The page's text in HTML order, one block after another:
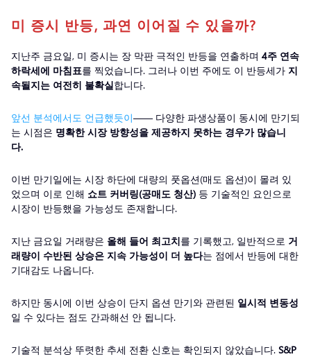
미 증시 반등, 과연 이어질 수 있을까?
지난주 금요일, 미 증시는 장 막판 극적인 반등을 연출하며 4주 연속
하락세에 마침표를 찍었습니다. 그러나 이번 주에도 이 반등세가 지
속될지는 여전히 불확실합니다.
앞선 분석에서도 언급했듯이—— 다양한 파생상품이 동시에 만기되
는 시점은 명확한 시장 방향성을 제공하지 못하는 경우가 많습니
다.
이번 만기일에는 시장 하단에 대량의 풋옵션(매도 옵션)이 몰려 있
었으며 이로 인해 쇼트 커버링(공매도 청산) 등 기술적인 요인으로
시장이 반등했을 가능성도 존재합니다.
지난 금요일 거래량은 올해 들어 최고치를 기록했고, 일반적으로 거
래량이 수반된 상승은 지속 가능성이 더 높다는 점에서 반등에 대한
기대감도 나옵니다.
하지만 동시에 이번 상승이 단지 옵션 만기와 관련된 일시적 변동성
일 수 있다는 점도 간과해선 안 됩니다.
기술적 분석상 뚜렷한 추세 전환 신호는 확인되지 않았습니다. S&P